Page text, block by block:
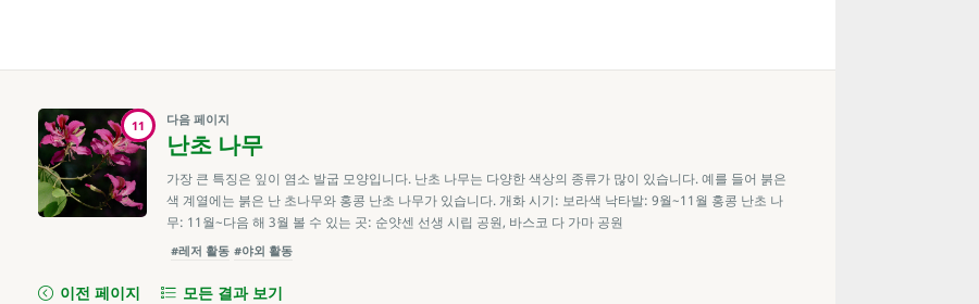
11 다음 페이지
난초 나무
가장 큰 특징은 잎이 염소 발굽 모양입니다. 난초 나무는 다양한 색상의 종류가 많이 있습니다. 예를 들어 붉은
색 계열에는 붉은 난 초나무와 홍콩 난초 나무가 있습니다. 개화 시기: 보라색 낙타발: 9월~11월 홍콩 난초 나
무: 11월~다음 해 3월 볼 수 있는 곳: 순얏센 선생 시립 공원, 바스코 다 가마 공원
#레저 활동 #야외 활동
이전 페이지 모든 결과 보기